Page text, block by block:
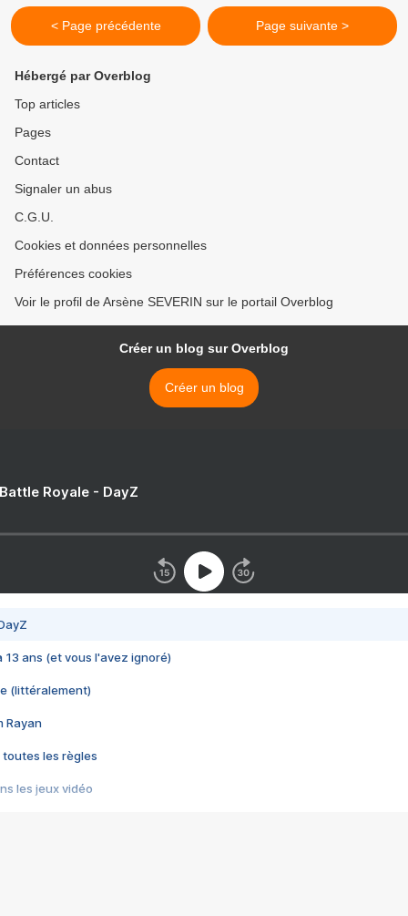
< Page précédente Page suivante >
Hébergé par Overblog
Top articles
Pages
Contact
Signaler un abus
C.G.U.
Cookies et données personnelles
Préférences cookies
Voir le profil de Arsène SEVERIN sur le portail Overblog
Créer un blog sur Overblog
Créer un blog
Royale - DayZ
13 ans (et vous l'avez ignoré)
(littéralement)
Rayan
toutes les règles
les jeux vidéo